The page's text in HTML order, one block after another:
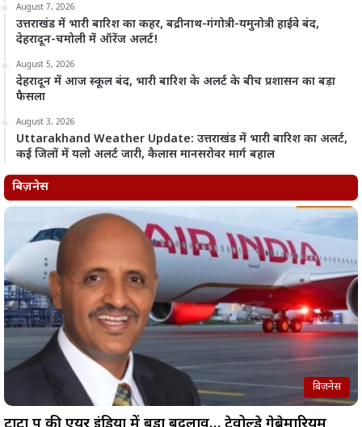
August 7, 2026
उत्तराखंड में भारी बारिश का कहर, बद्रीनाथ-गंगोत्री-यमुनोत्री हाईवे बंद,
देहरादून-चमोली में ऑरेंज अलर्ट!
August 5, 2026
देहरादून में आज स्कूल बंद, भारी बारिश के अलर्ट के बीच प्रशासन का बड़ा
फैसला
August 3, 2026
Uttarakhand Weather Update: उत्तराखंड में भारी बारिश का अलर्ट,
कई जिलों में यलो अलर्ट जारी, कैलास मानसरोवर मार्ग बहाल
बिज़नेस
बिज़नेस